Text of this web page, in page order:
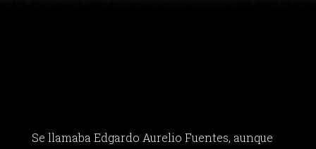
Se llamaba Edgardo Aurelio Fuentes, aunque